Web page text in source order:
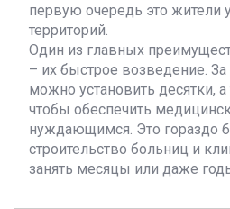
первую очередь это жители
территорий.
Один из главных
– их быстрое возведение.
можно установить десятки, а
чтобы обеспечить
нуждающимся. Это гораздо
строительство больниц и
занять месяцы или даже